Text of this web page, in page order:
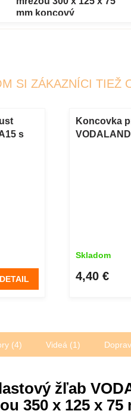
mm koncový
SI ZÁKAZNÍCI TIEŽ
s
DETAIL
Koncovka
Skladom
4,40 €
(4) Videá (1)
žľab
350 x 125 x